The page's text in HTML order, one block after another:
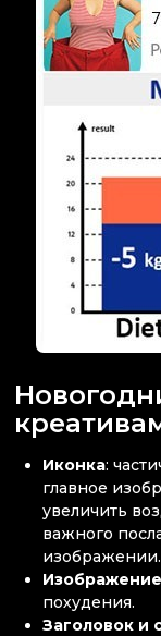
Иконка:
главное
увеличить
важного
изображении.
похудения.
Заголовок и